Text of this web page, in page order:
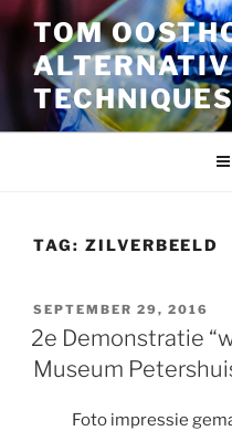
Ga
inhoud
TOM
TECHNIQUES
TAG: ZILVERBEELD
GEPLAATST
OP
SEPTEMBER 29, 2016
2e Demonstratie
Museum
Foto impressie